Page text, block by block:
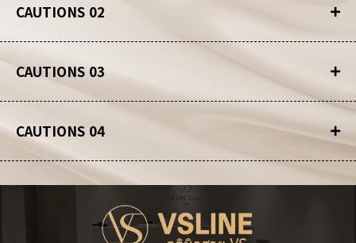
CAUTIONS 02
CAUTIONS 03
CAUTIONS 04